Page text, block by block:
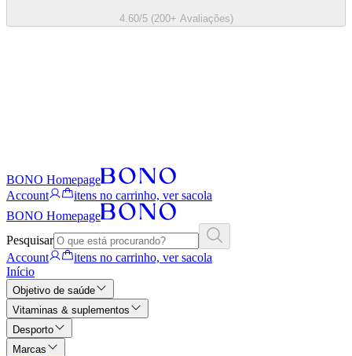
4.60/5 (200+ Avaliações)
BONO Homepage
Account
itens no carrinho, ver sacola
BONO Homepage
Pesquisar
Account
itens no carrinho, ver sacola
Início
Objetivo de saúde
Vitaminas & suplementos
Desporto
Marcas